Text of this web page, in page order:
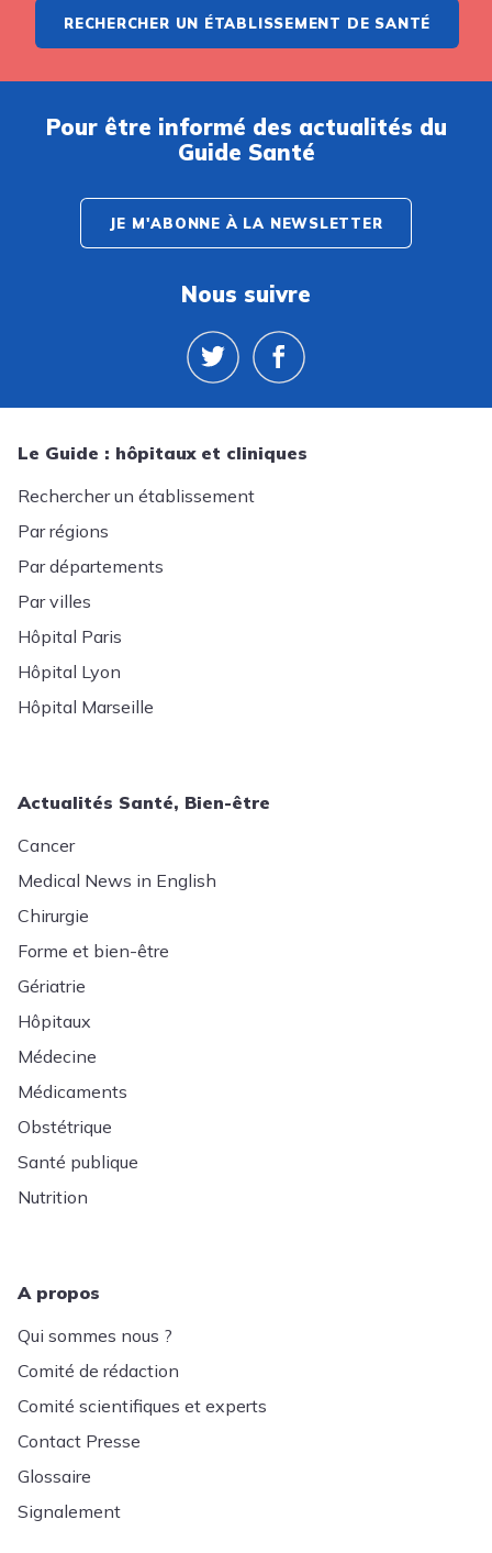
RECHERCHER UN ÉTABLISSEMENT DE SANTÉ
Pour être informé des actualités du
Guide Santé
JE M'ABONNE À LA NEWSLETTER
Nous suivre
Le Guide : hôpitaux et cliniques
Rechercher un établissement
Par régions
Par départements
Par villes
Hôpital Paris
Hôpital Lyon
Hôpital Marseille
Actualités Santé, Bien-être
Cancer
Medical News in English
Chirurgie
Forme et bien-être
Gériatrie
Hôpitaux
Médecine
Médicaments
Obstétrique
Santé publique
Nutrition
A propos
Qui sommes nous ?
Comité de rédaction
Comité scientifiques et experts
Contact Presse
Glossaire
Signalement